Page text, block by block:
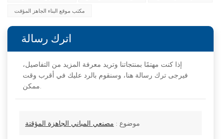
مكتب موقع البناء الجاهز المؤقت
اترك رسالة
إذا كنت مهتمًا بمنتجاتنا وتريد معرفة المزيد من التفاصيل،
فيرجى ترك رسالة هنا، وسنقوم بالرد عليك في أقرب وقت
موضوع : مصنعي المباني الجاهزة المؤقتة